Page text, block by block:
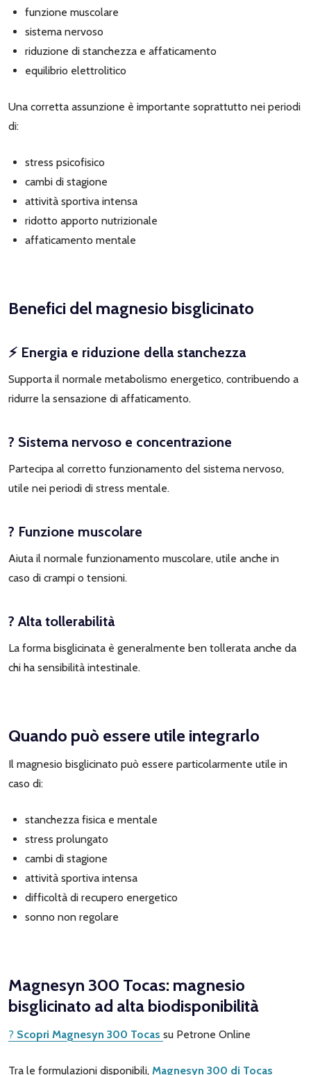
funzione muscolare
sistema nervoso
riduzione di stanchezza e affaticamento
equilibrio elettrolitico
Una corretta assunzione è importante soprattutto nei periodi
di:
stress psicofisico
cambi di stagione
attività sportiva intensa
ridotto apporto nutrizionale
affaticamento mentale
Benefici del magnesio bisglicinato
⚡ Energia e riduzione della stanchezza
Supporta il normale metabolismo energetico, contribuendo a
ridurre la sensazione di affaticamento.
? Sistema nervoso e concentrazione
Partecipa al corretto funzionamento del sistema nervoso,
utile nei periodi di stress mentale.
? Funzione muscolare
Aiuta il normale funzionamento muscolare, utile anche in
caso di crampi o tensioni.
? Alta tollerabilità
La forma bisglicinata è generalmente ben tollerata anche da
chi ha sensibilità intestinale.
Quando può essere utile integrarlo
Il magnesio bisglicinato può essere particolarmente utile in
caso di:
stanchezza fisica e mentale
stress prolungato
cambi di stagione
attività sportiva intensa
difficoltà di recupero energetico
sonno non regolare
Magnesyn 300 Tocas: magnesio
bisglicinato ad alta biodisponibilità
? Scopri Magnesyn 300 Tocas su Petrone Online
Tra le formulazioni disponibili, Magnesyn 300 di Tocas